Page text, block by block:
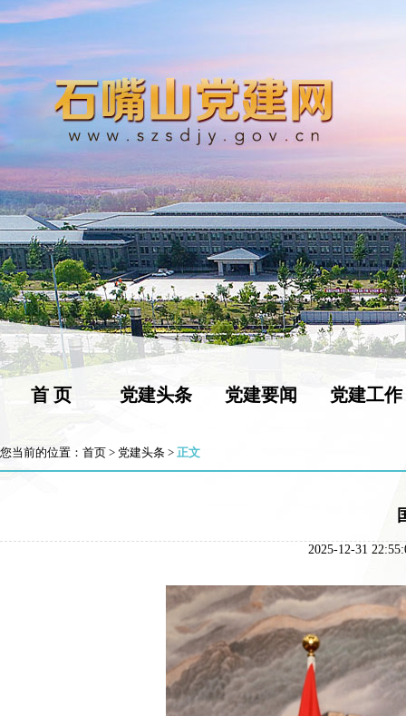
首 页 党建头条 党建要闻 党建工作
您当前的位置： 首页 > 党建头条 > 正文
2025-12-31